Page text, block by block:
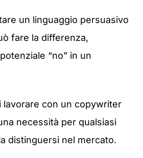
un linguaggio persuasivo
fare la differenza,
“no” in un
lavorare con un copywriter
necessità per qualsiasi
distinguersi nel mercato.